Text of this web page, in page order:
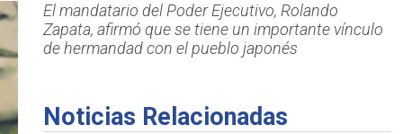
El mandatario del Poder Ejecutivo, Rolando
Zapata, afirmó que se tiene un importante vínculo
de hermandad con el pueblo japonés
Noticias Relacionadas